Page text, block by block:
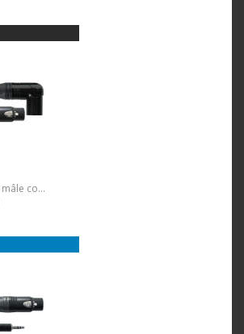
Fiches NEUTRIK XLR mâle coudée / XLR fem. - 5 m